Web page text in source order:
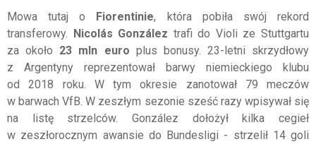
Mowa tutaj o Fiorentinie, która pobiła swój rekord
transferowy. Nicolás González trafi do Violi ze Stuttgartu
za około 23 mln euro plus bonusy. 23-letni skrzydłowy
z Argentyny reprezentował barwy niemieckiego klubu
od 2018 roku. W tym okresie zanotował 79 meczów
w barwach VfB. W zeszłym sezonie sześć razy wpisywał się
na listę strzelców. González dołożył kilka cegieł
w zeszłorocznym awansie do Bundesligi - strzelił 14 goli